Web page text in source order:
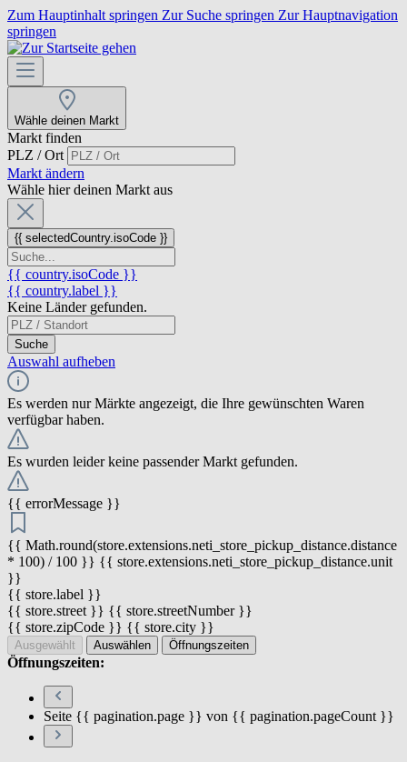
Zum Hauptinhalt springen Zur Suche springen Zur Hauptnavigation
springen
Wähle deinen Markt
Markt finden
PLZ / Ort
Markt ändern
Wähle hier deinen Markt aus
{{ selectedCountry.isoCode }}
{{ country.isoCode }}
{{ country.label }}
Keine Länder gefunden.
Suche
Auswahl aufheben
Es werden nur Märkte angezeigt, die Ihre gewünschten Waren
verfügbar haben.
Es wurden leider keine passender Markt gefunden.
{{ errorMessage }}
{{ Math.round(store.extensions.neti_store_pickup_distance.distance
* 100) / 100 }} {{ store.extensions.neti_store_pickup_distance.unit
}}
{{ store.label }}
{{ store.street }} {{ store.streetNumber }}
{{ store.zipCode }} {{ store.city }}
Ausgewählt Auswählen Öffnungszeiten
Öffnungszeiten:
Seite {{ pagination.page }} von {{ pagination.pageCount }}